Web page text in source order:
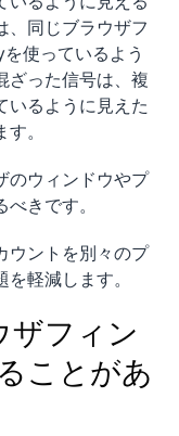
、同じブラウザフ
使っているよう
ざった信号は、複
いるように見えた
。
のウィンドウやプ
きです。
ウントを別々のプ
軽減します。
ザフィン
ことがあ